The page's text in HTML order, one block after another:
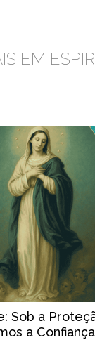
EM
Sob a
a